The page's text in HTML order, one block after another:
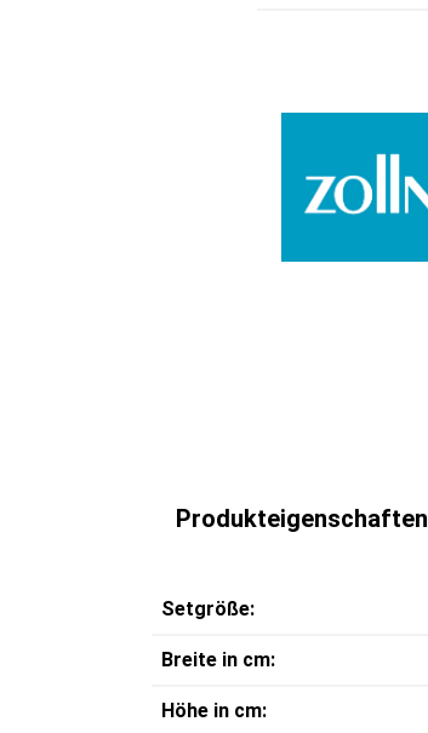
Produkteigenschaften
Setgröße:
Breite in cm:
Höhe in cm: